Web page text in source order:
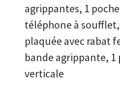
agrippantes, 1
téléphone à
plaquée avec rabat
bande agrippante,
verticale